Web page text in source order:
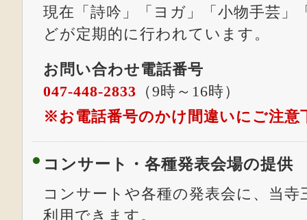
現在「詩吟」「ヨガ」「小物手芸」
どが定期的に行われています。
お問い合わせ電話番号
047-448-2833 （9時～16時）
※お電話番号のかけ間違いにご注意
コンサート・各種発表会場の提供
コンサートや各種の発表会に、当
利用できます。